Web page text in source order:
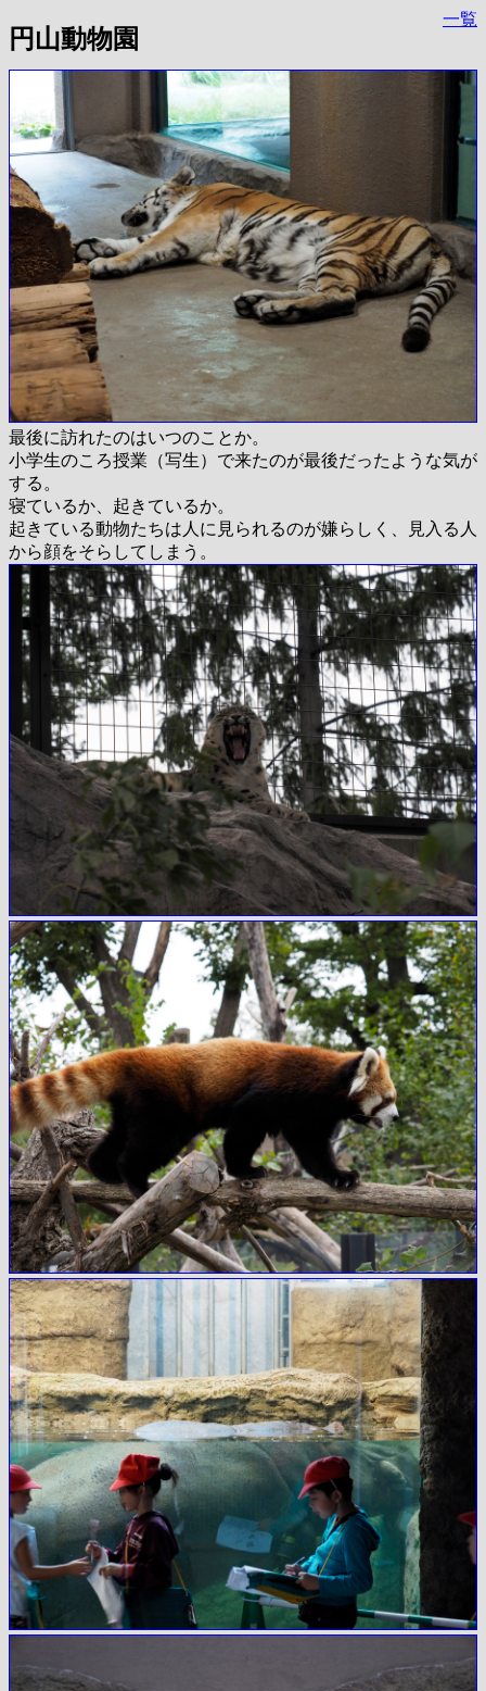
円山動物園
一覧
最後に訪れたのはいつのことか。
小学生のころ授業（写生）で来たのが最後だったような気が
する。
寝ているか、起きているか。
起きている動物たちは人に見られるのが嫌らしく、見入る人
から顔をそらしてしまう。